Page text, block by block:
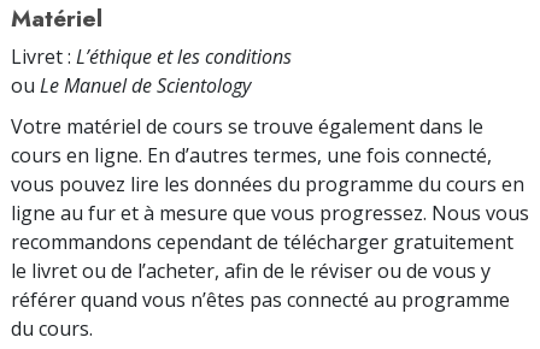
Matériel
Livret : L’éthique et les conditions
ou Le Manuel de Scientology
Votre matériel de cours se trouve également dans le
cours en ligne. En d’autres termes, une fois connecté,
vous pouvez lire les données du programme du cours en
ligne au fur et à mesure que vous progressez. Nous vous
recommandons cependant de télécharger gratuitement
le livret ou de l’acheter, afin de le réviser ou de vous y
référer quand vous n’êtes pas connecté au programme
du cours.